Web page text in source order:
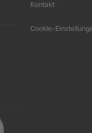
Kontakt
Cookie-